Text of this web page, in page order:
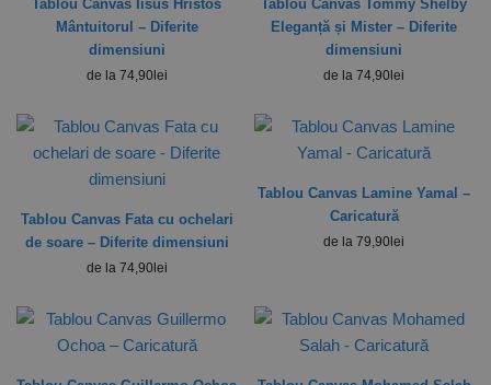
Tablou Canvas Iisus Hristos
Mântuitorul – Diferite
dimensiuni
de la 74,90lei
Tablou Canvas Tommy Shelby
Eleganță și Mister – Diferite
dimensiuni
de la74,90lei
Tablou Canvas Fata cu ochelari
de soare – Diferite dimensiuni
de la 74,90lei
Tablou Canvas Lamine Yamal –
Caricatură
de la79,90lei